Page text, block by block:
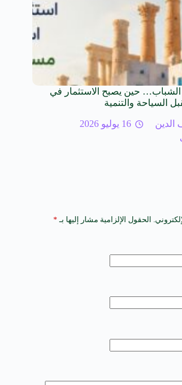
الشباب… حين يصبح الاستثمار في
السياحة والتنمية
16 يوليو 2026
الحقول الإلزامية مشار إليها بـ *